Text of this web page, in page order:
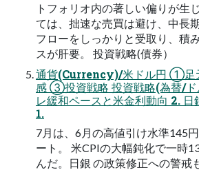
トフォリオ内の著しい偏りが生
ては、拙速な売買は避け、中長
フローをしっかりと受取り、積
スが肝要。 投資戦略(債券）
通貨(Currency)/米ドル円 ①足
感 ③投資戦略 投資戦略(為替/ド
レ緩和ペースと米金利動向 2.
1.
7月は、6月の高値引け水準145
ート。 米CPIの大幅鈍化で一時
んだ。日銀 の政策修正への警戒